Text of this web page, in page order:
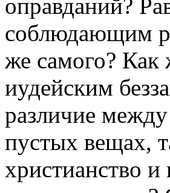
оправданий?
соблюдающим
же самого? Как
иудейским
различие
пустых вещах,
христианство